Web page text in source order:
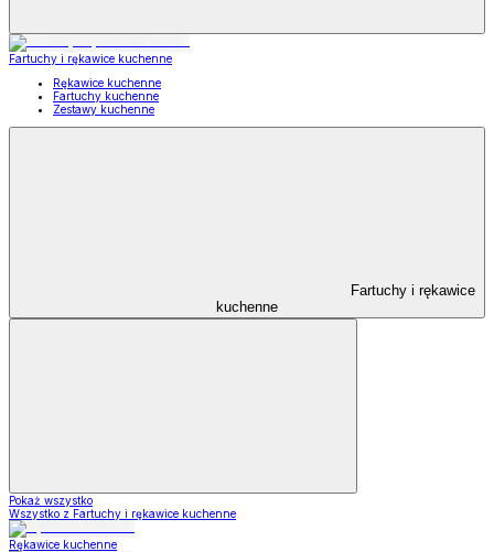
Fartuchy i rękawice kuchenne
Rękawice kuchenne
Fartuchy kuchenne
Zestawy kuchenne
Fartuchy i rękawice
kuchenne
Pokaż wszystko
Wszystko z Fartuchy i rękawice kuchenne
Rękawice kuchenne